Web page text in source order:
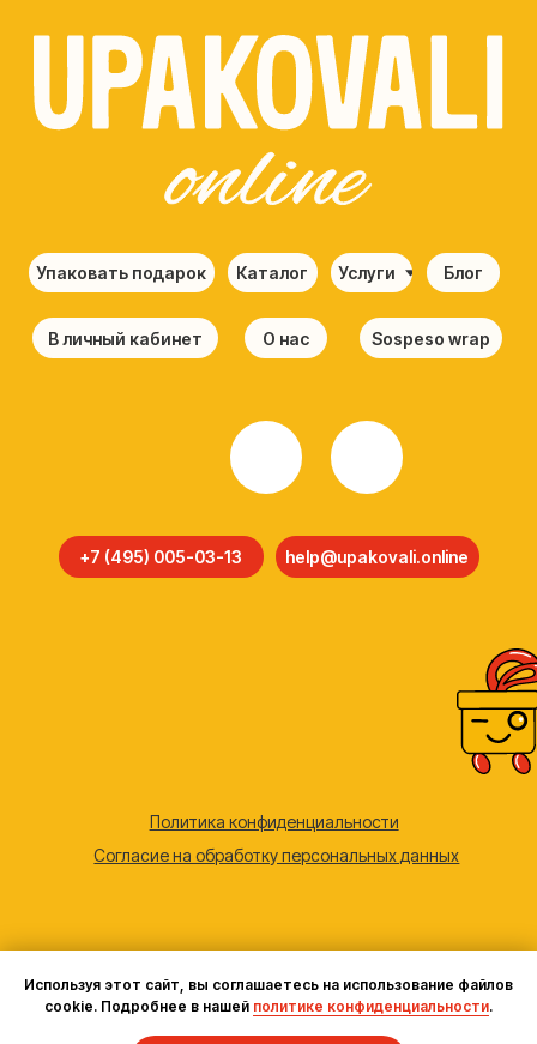
Используя этот сайт, вы соглашаетесь на использование файлов
cookie. Подробнее в нашей политике конфиденциальности.